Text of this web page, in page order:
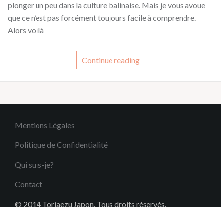
plonger un peu dans la culture balinaise. Mais je vous avoue
que ce n’est pas forcément toujours facile à comprendre.
Alors voilà
Continue reading
Mentions Légales
Politique de Confidentialité
Qui suis-je?
Contact
© 2014 Toriaezu Japon. Tous droits réservés.